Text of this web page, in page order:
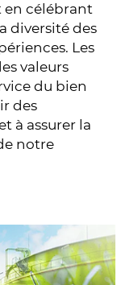
en célébrant
diversité des
Les
valeurs
du bien
des
à assurer la
notre